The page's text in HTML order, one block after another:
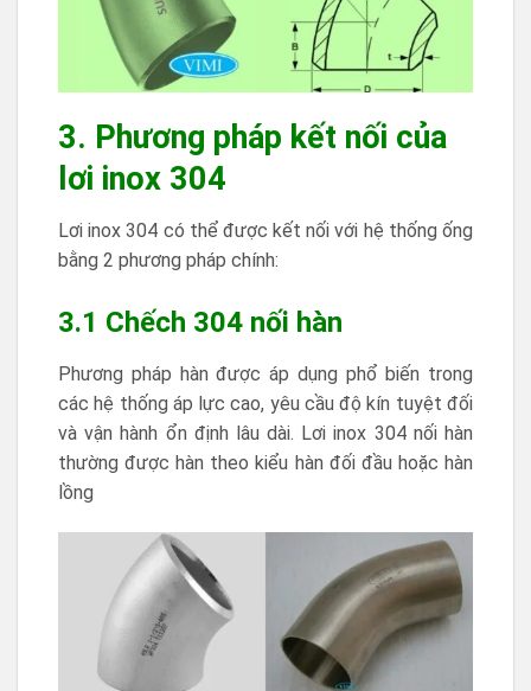
3. Phương pháp kết nối của
lơi inox 304
Lơi inox 304 có thể được kết nối với hệ thống ống
bằng 2 phương pháp chính:
3.1 Chếch 304 nối hàn
Phương pháp hàn được áp dụng phổ biến trong
các hệ thống áp lực cao, yêu cầu độ kín tuyệt đối
và vận hành ổn định lâu dài. Lơi inox 304 nối hàn
thường được hàn theo kiểu hàn đối đầu hoặc hàn
lồng